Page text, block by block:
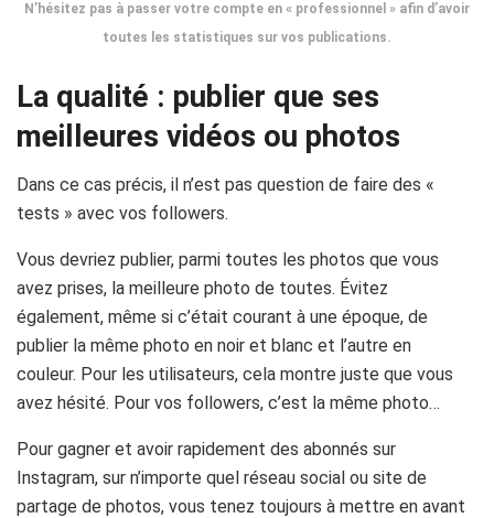
N’hésitez pas à passer votre compte en « professionnel » afin d’avoir
toutes les statistiques sur vos publications.
La qualité : publier que ses
meilleures vidéos ou photos
Dans ce cas précis, il n’est pas question de faire des «
tests » avec vos followers.
Vous devriez publier, parmi toutes les photos que vous
avez prises, la meilleure photo de toutes. Évitez
également, même si c’était courant à une époque, de
publier la même photo en noir et blanc et l’autre en
couleur. Pour les utilisateurs, cela montre juste que vous
avez hésité. Pour vos followers, c’est la même photo…
Pour gagner et avoir rapidement des abonnés sur
Instagram, sur n’importe quel réseau social ou site de
partage de photos, vous tenez toujours à mettre en avant